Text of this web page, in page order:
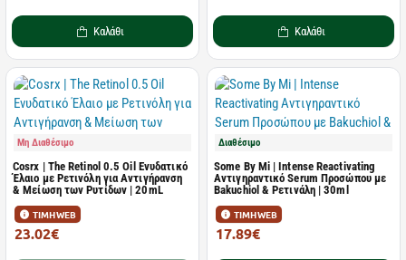
Καλάθι Καλάθι
Μη Διαθέσιμο
Cosrx | The Retinol 0.5 Oil Ενυδατικό
Έλαιο με Ρετινόλη για Αντιγήρανση
& Μείωση των Ρυτίδων | 20mL
ΤΙΜΗ WEB
23.02€
Διαθέσιμο
Some By Mi | Intense Reactivating
Αντιγηραντικό Serum Προσώπου με
Bakuchiol & Ρετινάλη | 30ml
ΤΙΜΗ WEB
17.89€